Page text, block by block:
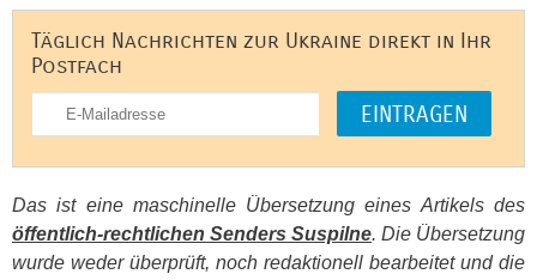
Täglich Nachrichten zur Ukraine direkt in Ihr
Postfach
Das ist eine maschinelle Übersetzung eines Artikels des
öffentlich-rechtlichen Senders Suspilne. Die Übersetzung
wurde weder überprüft, noch redaktionell bearbeitet und die